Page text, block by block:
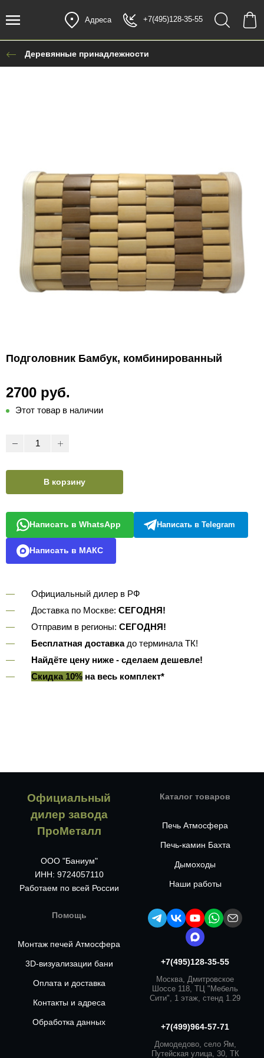
Адреса +7(495)128-35-55
Деревянные принадлежности
Подголовник Бамбук, комбинированный
2700 руб.
Этот товар в наличии
В корзину
Написать в WhatsApp Написать в Telegram
Написать в МАКС
Официальный дилер в РФ
Доставка по Москве: СЕГОДНЯ!
Отправим в регионы: СЕГОДНЯ!
Бесплатная доставкадо терминала ТК!
Найдёте цену ниже - сделаем дешевле!
Скидка 10%на весь комплект*
Официальный
дилер завода
ПроМеталл
ООО "Баниум"
ИНН: 9724057110
Работаем по всей России
Каталог товаров
Печь Атмосфера
Печь-камин Бахта
Дымоходы
Наши работы
Помощь
Монтаж печей Атмосфера
3D-визуализации бани
Оплата и доставка
Контакты и адреса
Обработка данных
+7(495)128-35-55
Москва, Дмитровское
Шоссе 118, ТЦ "Мебель
Сити", 1 этаж, стенд 1.29
+7(499)964-57-71
Домодедово, село Ям,
Путейская улица, 30, ТК